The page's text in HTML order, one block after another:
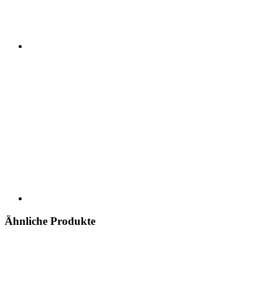
Ähnliche Produkte